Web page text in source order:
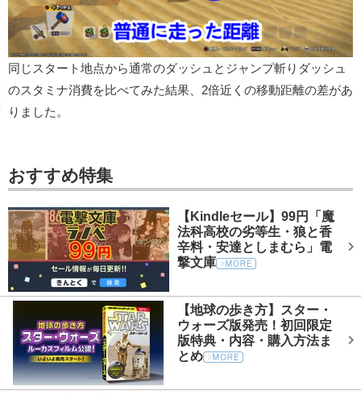
同じスタート地点から通常のダッシュとジャンプ斬りダッシュ
のスタミナ消費を比べてみた結果、2倍近くの移動距離の差があ
りました。
おすすめ特集
【Kindleセール】99円「魔
法科高校の劣等生・狼と香
辛料・安達としまむら」電
撃文庫
【地球の歩き方】スター・
ウォーズ版発売！初回限定
版特典・内容・購入方法ま
とめ